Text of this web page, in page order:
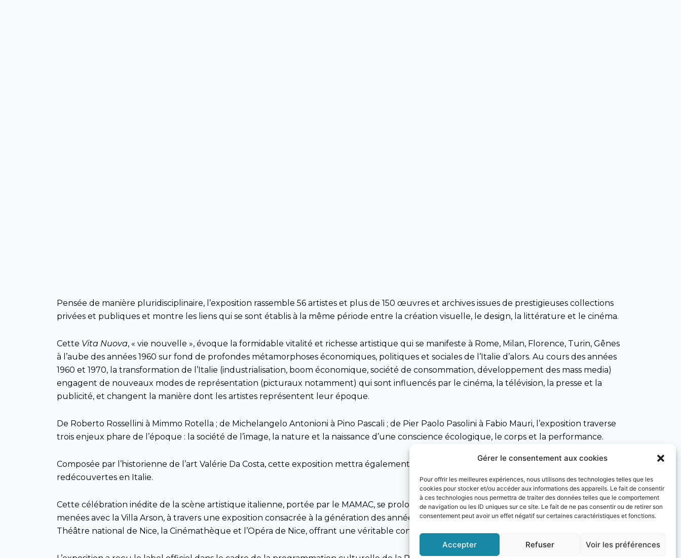
Gérer le consentement aux cookies
Pour offrir les meilleures expériences, nous utilisons des technologies telles que les
cookies pour stocker et/ou accéder aux informations des appareils. Le fait de consentir
à ces technologies nous permettra de traiter des données telles que le comportement
de navigation ou les ID uniques sur ce site. Le fait de ne pas consentir ou de retirer son
consentement peut avoir un effet négatif sur certaines caractéristiques et fonctions.
Accepter Refuser Voir les préférences
Pensée de manière pluridisciplinaire, l’exposition rassemble 56 artistes et plus de 150 œuvres et archives issues de prestigieuses collections
privées et publiques et montre les liens qui se sont établis à la même période entre la création visuelle, le design, la littérature et le cinéma.
Cette Vita Nuova, « vie nouvelle », évoque la formidable vitalité et richesse artistique qui se manifeste à Rome, Milan, Florence, Turin, Gênes
à l’aube des années 1960 sur fond de profondes métamorphoses économiques, politiques et sociales de l’Italie d’alors. Au cours des années
1960 et 1970, la transformation de l’Italie (industrialisation, boom économique, société de consommation, développement des mass media)
engagent de nouveaux modes de représentation (picturaux notamment) qui sont influencés par le cinéma, la télévision, la presse et la
publicité, et changent la manière dont les artistes représentent leur époque.
De Roberto Rossellini à Mimmo Rotella ; de Michelangelo Antonioni à Pino Pascali ; de Pier Paolo Pasolini à Fabio Mauri, l’exposition traverse
trois enjeux phare de l’époque : la société de l’image, la nature et la naissance d’une conscience écologique, le corps et la performance.
Composée par l’historienne de l’art Valérie Da Costa, cette exposition mettra également en lumière 16 artistes femmes majeures récemment
redécouvertes en Italie.
Cette célébration inédite de la scène artistique italienne, portée par le MAMAC, se prolongera à Nice avec une série de collaborations
menées avec la Villa Arson, à travers une exposition consacrée à la génération des années 1990 – 2000, « The Future behind us » ; avec le
Théâtre national de Nice, la Cinémathèque et l’Opéra de Nice, offrant une véritable constellation d’événements.